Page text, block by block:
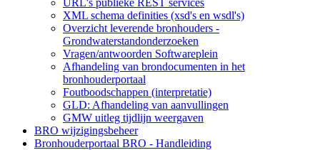
URL's publieke REST services
XML schema definities (xsd's en wsdl's)
Overzicht leverende bronhouders -
Grondwaterstandonderzoeken
Vragen/antwoorden Softwareplein
Afhandeling van brondocumenten in het
bronhouderportaal
Foutboodschappen (interpretatie)
GLD: Afhandeling van aanvullingen
GMW uitleg tijdlijn weergaven
BRO wijzigingsbeheer
Bronhouderportaal BRO - Handleiding